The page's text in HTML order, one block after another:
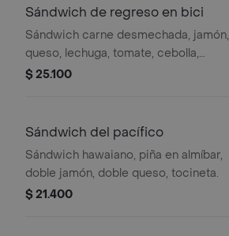
Sándwich de regreso en bici
Sándwich carne desmechada, jamón,
queso, lechuga, tomate, cebolla,
pimentón, pepino, mostaza y bbq.
$ 25.100
Sándwich del pacífico
Sándwich hawaiano, piña en almíbar,
doble jamón, doble queso, tocineta.
$ 21.400